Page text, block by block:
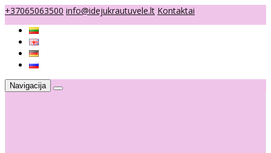
+37065063500 info@idejukrautuvele.lt Kontaktai
Navigacija